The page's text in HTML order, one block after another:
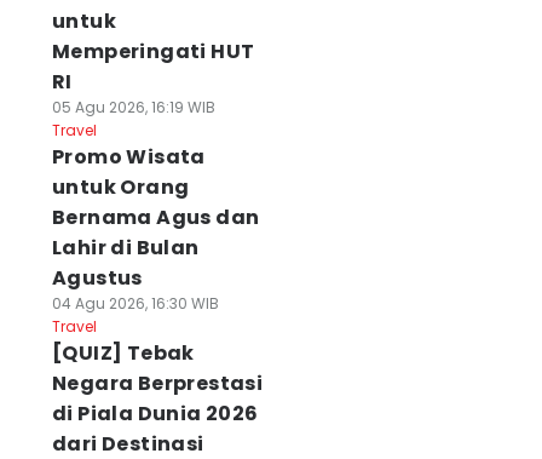
untuk
Memperingati HUT
RI
05 Agu 2026, 16:19 WIB
Travel
Promo Wisata
untuk Orang
Bernama Agus dan
Lahir di Bulan
Agustus
04 Agu 2026, 16:30 WIB
Travel
[QUIZ] Tebak
Negara Berprestasi
di Piala Dunia 2026
dari Destinasi